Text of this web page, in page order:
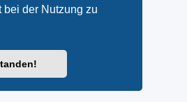
bei der Nutzung zu